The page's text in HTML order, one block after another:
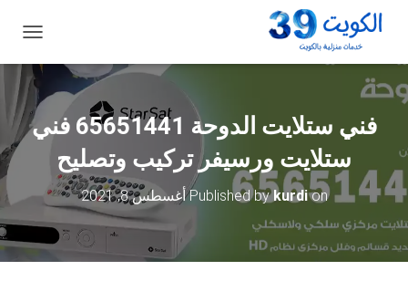
ب
د
ي
ل
ا
ل
فني ستلايت الدوحة 65651441 فني
ستلايت ورسيفر تركيب وتصليح
Published bykurdion أغسطس 8, 2021